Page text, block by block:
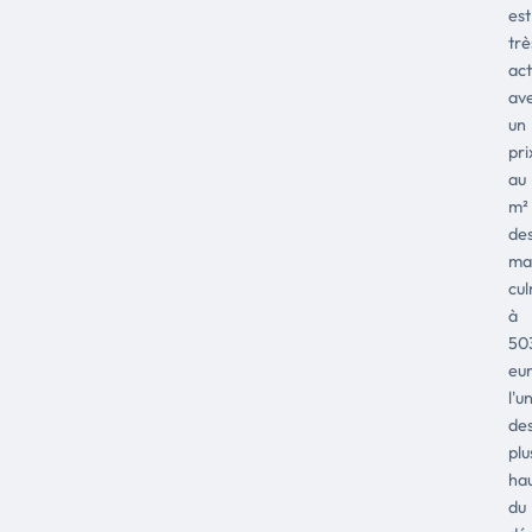
est
un
au
m²
à
l'un
du